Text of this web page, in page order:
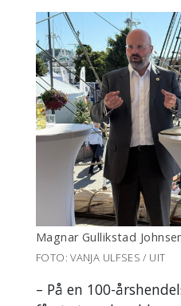
Magnar Gullikstad
FOTO: VANJA ULFSES / UIT
– På en 100-